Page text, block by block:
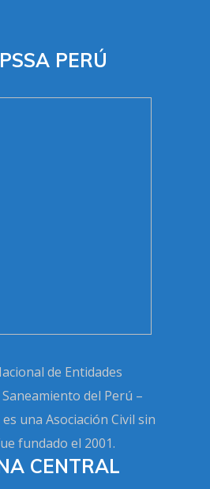
PERÚ
de Entidades
del Perú –
es una Asociación Civil sin
fundado el 2001.
CENTRAL